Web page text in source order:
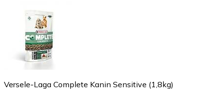
Versele-Laga Complete Kanin Sensitive (1,8kg)